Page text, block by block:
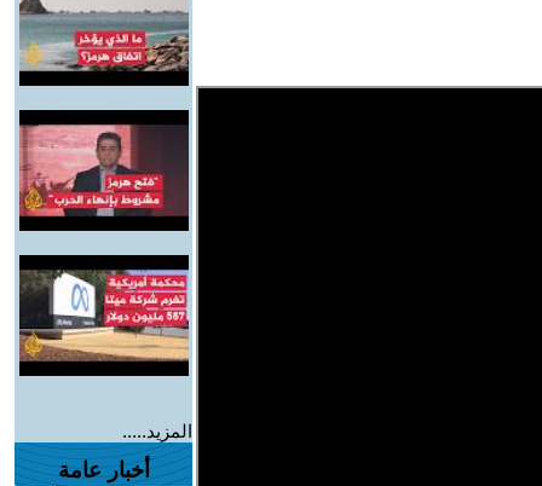
المزيد.....
أخبار عامة